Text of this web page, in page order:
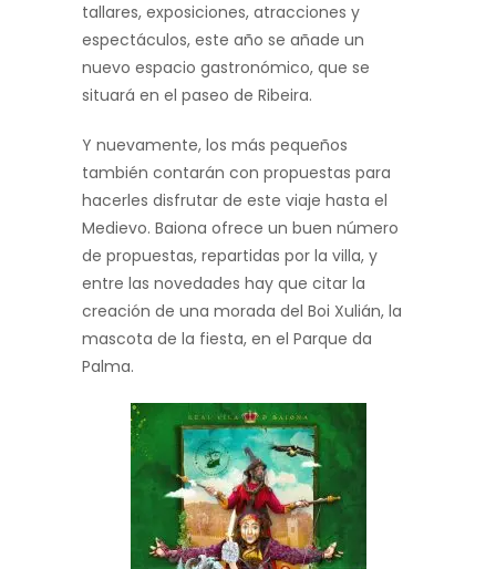
tallares, exposiciones, atracciones y
espectáculos, este año se añade un
nuevo espacio gastronómico, que se
situará en el paseo de Ribeira.
Y nuevamente, los más pequeños
también contarán con propuestas para
hacerles disfrutar de este viaje hasta el
Medievo. Baiona ofrece un buen número
de propuestas, repartidas por la villa, y
entre las novedades hay que citar la
creación de una morada del Boi Xulián, la
mascota de la fiesta, en el Parque da
Palma.